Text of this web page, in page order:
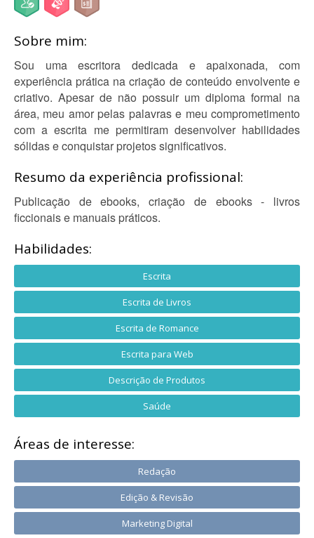
Sobre mim:
Sou uma escritora dedicada e apaixonada, com
experiência prática na criação de conteúdo envolvente e
criativo. Apesar de não possuir um diploma formal na
área, meu amor pelas palavras e meu comprometimento
com a escrita me permitiram desenvolver habilidades
sólidas e conquistar projetos significativos.
Resumo da experiência profissional:
Publicação de ebooks, criação de ebooks - livros
ficcionais e manuais práticos.
Habilidades:
Escrita
Escrita de Livros
Escrita de Romance
Escrita para Web
Descrição de Produtos
Saúde
Áreas de interesse:
Redação
Edição & Revisão
Marketing Digital